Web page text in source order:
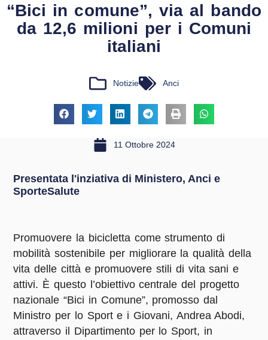
“Bici in comune”, via al bando
da 12,6 milioni per i Comuni
italiani
Notizie Anci
11 Ottobre 2024
Presentata l'inziativa di Ministero, Anci e
SporteSalute
Promuovere la bicicletta come strumento di
mobilità sostenibile per migliorare la qualità della
vita delle città e promuovere stili di vita sani e
attivi. È questo l’obiettivo centrale del progetto
nazionale “Bici in Comune”, promosso dal
Ministro per lo Sport e i Giovani, Andrea Abodi,
attraverso il Dipartimento per lo Sport, in